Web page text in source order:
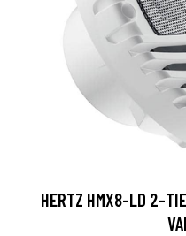
HERTZ HMX8-LD 2-